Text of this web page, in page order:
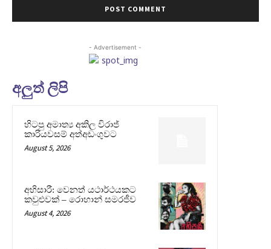
- Advertisement -
අලුත් ලිපි
හිටපු අමාත්‍ය අකිල විරාජ්
කාරියවසම් අත්අඩංගුවට
August 5, 2026
අභිසාරී: වෙනත් යථාර්ථයකට
කවුළුවක් – රොහාන් සමරජීව
August 4, 2026